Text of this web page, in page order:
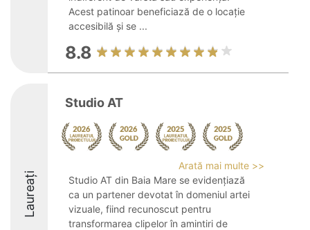
Acest patinoar beneficiază de o locație
accesibilă și se ...
8.8
Laureați
Studio AT
Arată mai multe >>
Studio AT din Baia Mare se evidențiază
ca un partener devotat în domeniul artei
vizuale, fiind recunoscut pentru
transformarea clipelor în amintiri de